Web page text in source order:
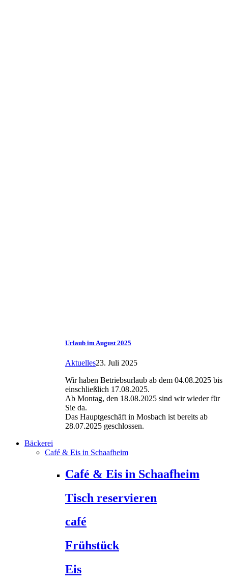
Urlaub im August 2025
Aktuelles23. Juli 2025
Wir haben Betriebsurlaub ab dem 04.08.2025 bis
einschließlich 17.08.2025.
Ab Montag, den 18.08.2025 sind wir wieder für
Sie da.
Das Hauptgeschäft in Mosbach ist bereits ab
28.07.2025 geschlossen.
Bäckerei
Café & Eis in Schaafheim
Café & Eis in Schaafheim
Tisch reservieren
café
Frühstück
Eis